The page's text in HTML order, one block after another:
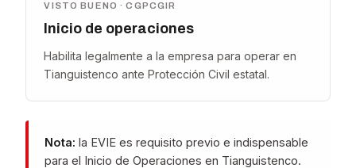
VISTO BUENO · CGPCGIR
Inicio de operaciones
Habilita legalmente a la empresa para operar en
Tianguistenco ante Protección Civil estatal.
Nota: la EVIE es requisito previo e indispensable
para el Inicio de Operaciones en Tianguistenco.